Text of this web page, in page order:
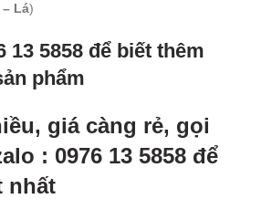
– Lá)
13 5858 để biết thêm
phẩm
giá càng rẻ, gọi
: 0976 13 5858 để
nhất